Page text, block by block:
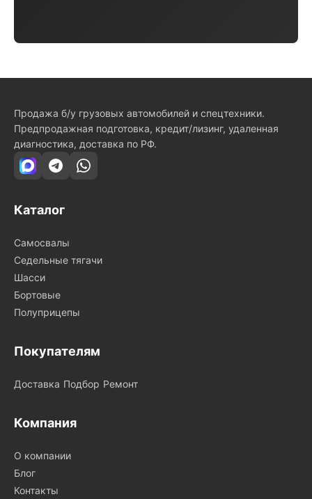
Продажа б/у грузовых автомобилей и спецтехники.
Предпродажная подготовка, кредит/лизинг, удаленная
диагностика, доставка по РФ.
Каталог
Самосвалы
Седельные тягачи
Шасси
Бортовые
Полуприцепы
Покупателям
Доставка Подбор Ремонт
Компания
О компании
Блог
Контакты